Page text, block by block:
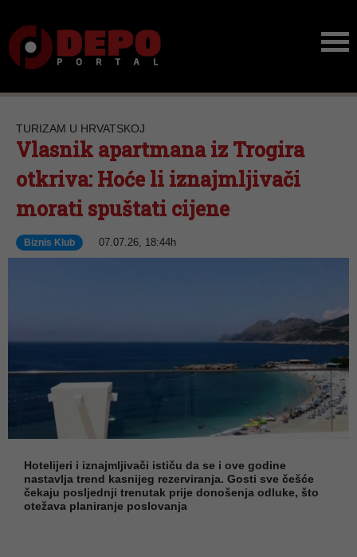
TURIZAM U HRVATSKOJ
Vlasnik apartmana iz Trogira
otkriva: Hoće li iznajmljivači
morati spuštati cijene
Biznis Klub 07.07.26, 18:44h
Hotelijeri i iznajmljivači ističu da se i ove godine
nastavlja trend kasnijeg rezerviranja. Gosti sve češće
čekaju posljednji trenutak prije donošenja odluke, što
otežava planiranje poslovanja